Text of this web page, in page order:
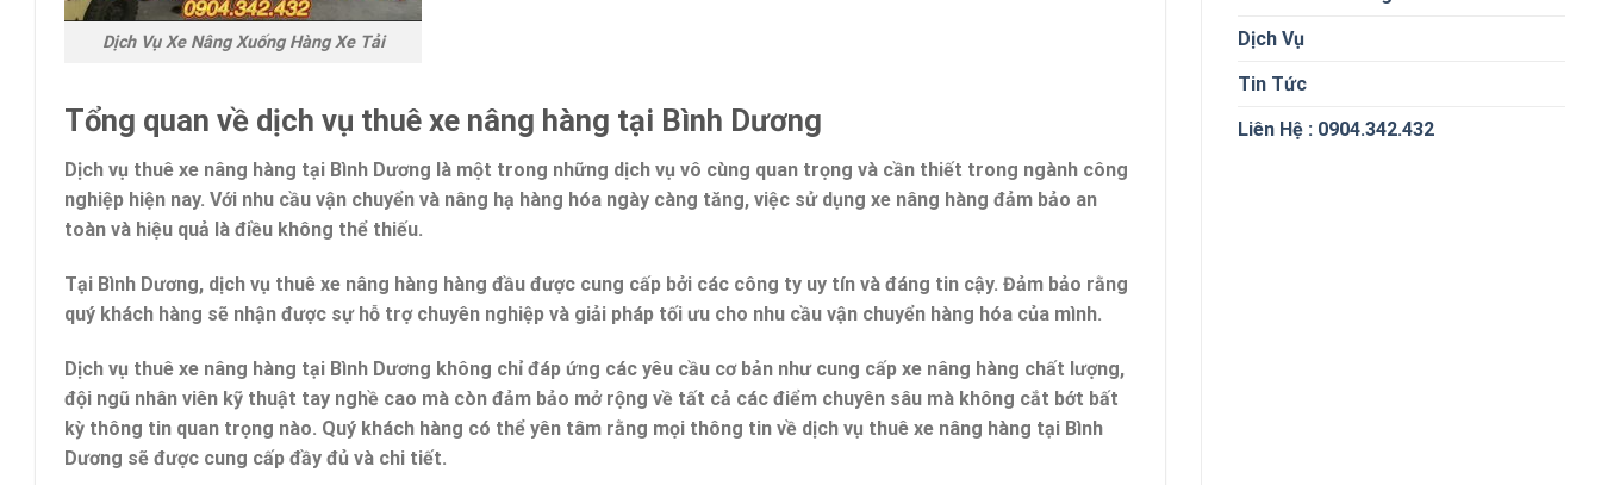
Dịch Vụ Xe Nâng Xuống Hàng Xe Tải
Tổng quan về dịch vụ thuê xe nâng hàng tại Bình Dương
Dịch vụ thuê xe nâng hàng tại Bình Dương là một trong những dịch vụ vô cùng quan trọng và cần thiết trong ngành công
nghiệp hiện nay. Với nhu cầu vận chuyển và nâng hạ hàng hóa ngày càng tăng, việc sử dụng xe nâng hàng đảm bảo an
toàn và hiệu quả là điều không thể thiếu.
Tại Bình Dương, dịch vụ thuê xe nâng hàng hàng đầu được cung cấp bởi các công ty uy tín và đáng tin cậy. Đảm bảo rằng
quý khách hàng sẽ nhận được sự hỗ trợ chuyên nghiệp và giải pháp tối ưu cho nhu cầu vận chuyển hàng hóa của mình.
Dịch vụ thuê xe nâng hàng tại Bình Dương không chỉ đáp ứng các yêu cầu cơ bản như cung cấp xe nâng hàng chất lượng,
đội ngũ nhân viên kỹ thuật tay nghề cao mà còn đảm bảo mở rộng về tất cả các điểm chuyên sâu mà không cắt bớt bất
kỳ thông tin quan trọng nào. Quý khách hàng có thể yên tâm rằng mọi thông tin về dịch vụ thuê xe nâng hàng tại Bình
Dương sẽ được cung cấp đầy đủ và chi tiết.
Dịch Vụ
Tin Tức
Liên Hệ : 0904.342.432